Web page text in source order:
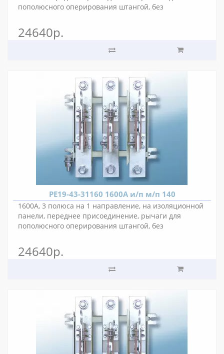
пополюсного оперирования штангой, без
расстояние 130 мм.
24640р.
РЕ19-43-31160 1600А и/п м/п 140
1600А, 3 полюса на 1 направление, на изоляционной
панели, переднее присоединение, рычаги для
пополюсного оперирования штангой, без
расстояние 140 мм.
24640р.